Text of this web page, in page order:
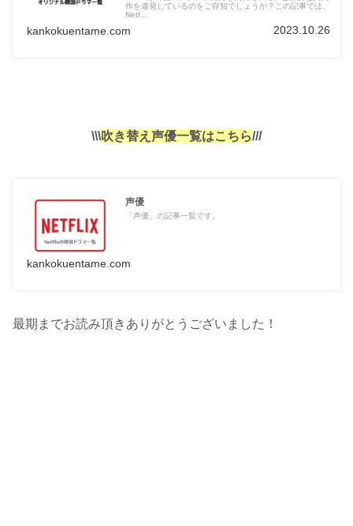
作を連発しているのをご存知でしょうか？この記事では、
Netf...
kankokuentame.com 2023.10.26
\\\吹き替え声優一覧はこちら///
声優
「声優」の記事一覧です。
kankokuentame.com
最期までお読み頂きありがとうございました！